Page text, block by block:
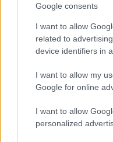
Google consents
I want to allow
related to
device identifiers in
I want to allow my
Google for online
I want to allow
personalized